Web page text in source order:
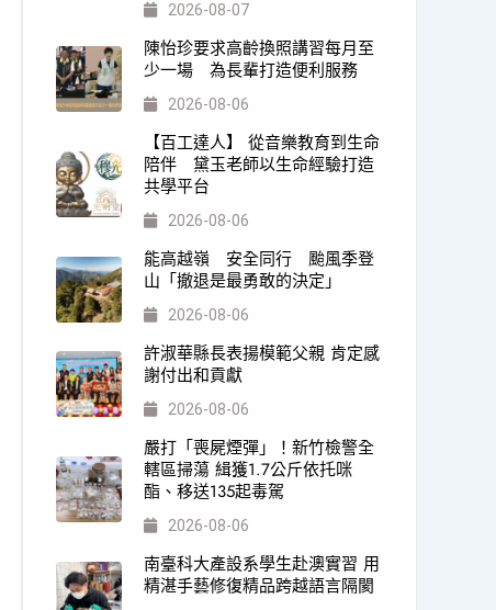
2026-08-07
陳怡珍要求高齡換照講習每月至
少一場 為長輩打造便利服務
2026-08-06
【百工達人】 從音樂教育到生命
陪伴 黛玉老師以生命經驗打造
共學平台
2026-08-06
能高越嶺 安全同行 颱風季登
山「撤退是最勇敢的決定」
2026-08-06
許淑華縣長表揚模範父親 肯定感
謝付出和貢獻
2026-08-06
嚴打「喪屍煙彈」！新竹檢警全
轄區掃蕩 緝獲1.7公斤依托咪
酯、移送135起毒駕
2026-08-06
南臺科大產設系學生赴澳實習 用
精湛手藝修復精品跨越語言隔閡